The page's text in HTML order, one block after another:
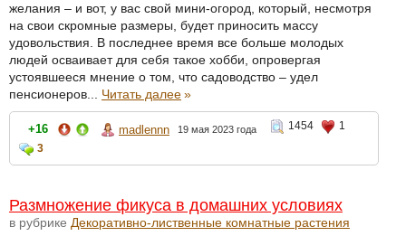
желания – и вот, у вас свой мини-огород, который, несмотря
на свои скромные размеры, будет приносить массу
удовольствия. В последнее время все больше молодых
людей осваивает для себя такое хобби, опровергая
устоявшееся мнение о том, что садоводство – удел
пенсионеров... Читать далее»
+16 madlennn 19 мая 2023 года 1454
1
3
Размножение фикуса в домашних условиях
в рубрике Декоративно-лиственные комнатные растения